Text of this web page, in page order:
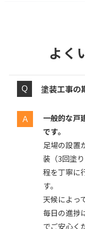
よく
塗装工事の
一般的な戸
です。
足場の設置
装（3回塗
程を丁寧に
す。
天候によっ
毎日の進捗
でご安心く